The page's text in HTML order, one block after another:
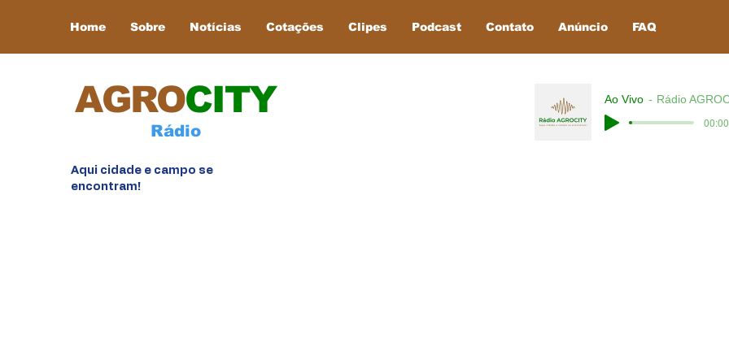
Home Sobre Notícias Cotações Clipes Podcast Contato Anúncio FAQ
AGROCITY
Rádio
Ao Vivo Rádio
Aqui cidade e campo se
encontram!